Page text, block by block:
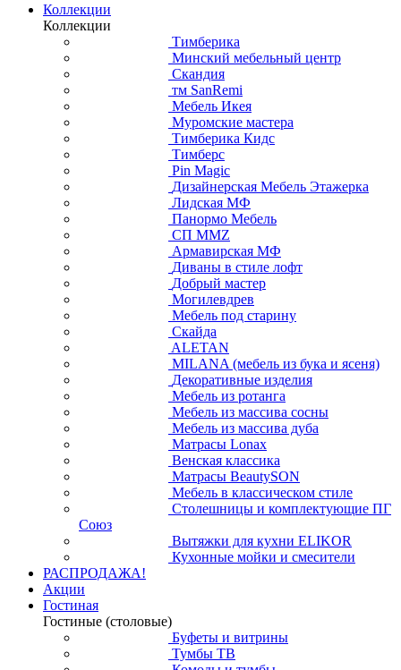
Коллекции
Коллекции
Тимберика
Минский мебельный центр
Скандия
тм SanRemi
Мебель Икея
Муромские мастера
Тимберика Кидс
Тимберс
Pin Magic
Дизайнерская Мебель Этажерка
Лидская МФ
Панормо Мебель
СП ММZ
Армавирская МФ
Диваны в стиле лофт
Добрый мастер
Могилевдрев
Мебель под старину
Скайда
ALETAN
MILANA (мебель из бука и ясеня)
Декоративные изделия
Мебель из ротанга
Мебель из массива сосны
Мебель из массива дуба
Матрасы Lonax
Венская классика
Матрасы BeautySON
Мебель в классическом стиле
Столешницы и комплектующие ПГ
Союз
Вытяжки для кухни ELIKOR
Кухонные мойки и смесители
РАСПРОДАЖА!
Акции
Гостиная
Гостиные (столовые)
Буфеты и витрины
Тумбы ТВ